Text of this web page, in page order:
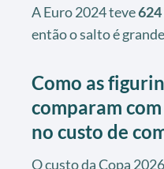
A Euro 2024 teve
então o salto é
Como as
comparam
no custo de
O custo da Copa